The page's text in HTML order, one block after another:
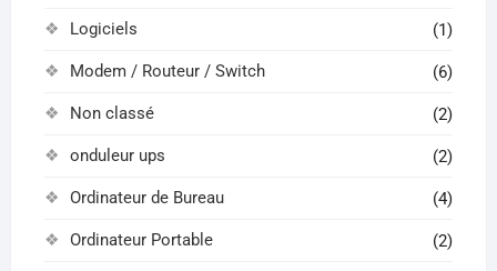
Logiciels (1)
Modem / Routeur / Switch (6)
Non classé (2)
onduleur ups (2)
Ordinateur de Bureau (4)
Ordinateur Portable (2)